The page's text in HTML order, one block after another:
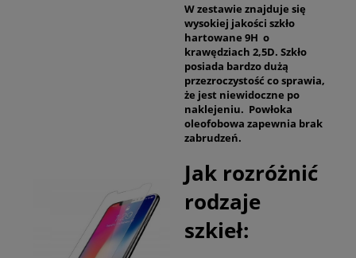
W zestawie znajduje się
wysokiej jakości szkło
hartowane 9H o
krawędziach 2,5D. Szkło
posiada bardzo dużą
przezroczystość co sprawia,
że jest niewidoczne po
naklejeniu. Powłoka
oleofobowa zapewnia brak
zabrudzeń.
Jak rozróżnić
rodzaje
szkieł: